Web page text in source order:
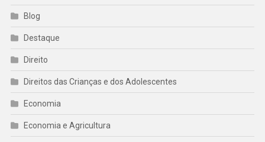
Blog
Destaque
Direito
Direitos das Crianças e dos Adolescentes
Economia
Economia e Agricultura